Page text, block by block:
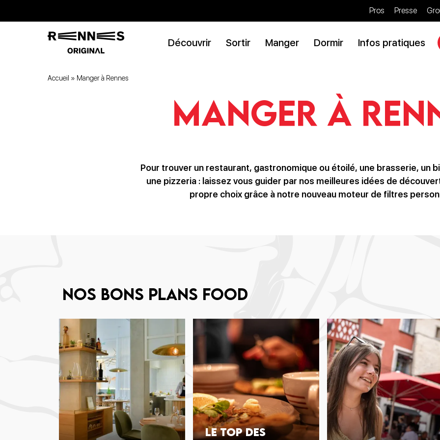
Pros Presse
Découvrir Sortir Manger Dormir Infos pratiques
Accueil » Manger à Rennes
Manger à
Pour trouver un restaurant, gastronomique ou étoilé, une brasserie, un
une pizzeria : laissez vous guider par nos meilleures idées de
propre choix grâce à notre nouveau moteur de filtres
Nos bons plans food
Le top des